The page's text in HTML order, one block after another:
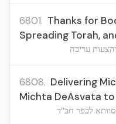
6801. Thanks for
Spreading Torah,
עריכה
6808. Delivering
Michta DeAsvata
לכפר חב"ד